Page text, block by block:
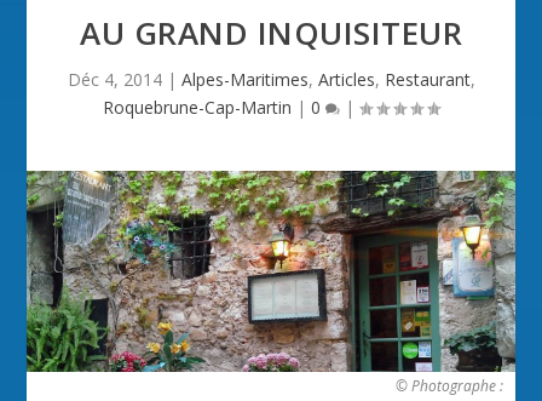
AU GRAND INQUISITEUR
Déc 4, 2014| Alpes-Maritimes, Articles, Restaurant,
Roquebrune-Cap-Martin | 0 |
© Photographe :